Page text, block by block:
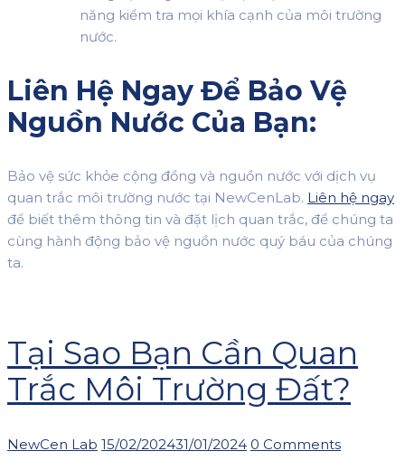
năng kiểm tra mọi khía cạnh của môi trường
nước.
Liên Hệ Ngay Để Bảo Vệ
Nguồn Nước Của Bạn:
Bảo vệ sức khỏe cộng đồng và nguồn nước với dịch vụ
quan trắc môi trường nước tại NewCenLab. Liên hệ ngay
để biết thêm thông tin và đặt lịch quan trắc, để chúng ta
cùng hành động bảo vệ nguồn nước quý báu của chúng
ta.
Tại Sao Bạn Cần Quan
Trắc Môi Trường Đất?
Author
NewCen Lab Posted
15/02/202431/01/2024 0 Comments